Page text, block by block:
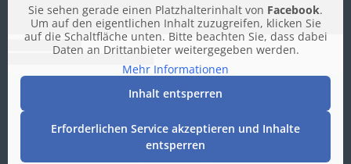
Sie sehen gerade einen Platzhalterinhalt von Facebook.
Um auf den eigentlichen Inhalt zuzugreifen, klicken Sie
auf die Schaltfläche unten. Bitte beachten Sie, dass dabei
Daten an Drittanbieter weitergegeben werden.
Mehr Informationen
Inhalt entsperren
Erforderlichen Service akzeptieren und Inhalte
entsperren